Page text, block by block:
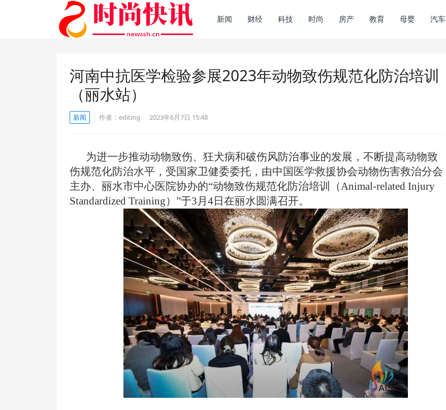
新闻 财经 科技 时尚 房产 教育 母婴 汽车
河南中抗医学检验参展2023年动物致伤规范化防治培训
（丽水站）
新闻 作者： editing 2023年6月7日 15:48
为进一步推动动物致伤、狂犬病和破伤风防治事业的发展，不断提高动物致
伤规范化防治水平，受国家卫健委委托， 由中国医学救援协会动物伤害救治分会
主办、丽水市中心医院协办的“动物致伤规范化防治培训
（Animal-related Injury
Standardized Training）”于3月4日在丽水圆满召开。